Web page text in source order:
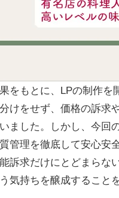
をもとに、LPの制作を
けをせず、価格の訴求
ました。しかし、今回
管理を徹底して安⼼安
訴求だけにとどまらな
気持ちを醸成すること